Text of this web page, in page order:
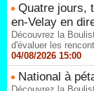
Quatre jours,
en-Velay en
Découvrez la
d'évaluer les
04/08/2026 15:00
National à